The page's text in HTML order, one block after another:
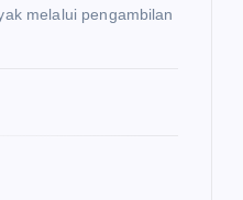
melalui pengambilan